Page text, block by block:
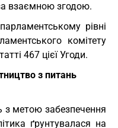
взаємною згодою.
рівні
комітету
467 цієї Угоди.
з питань
з метою забезпечення
ґрунтувалася на